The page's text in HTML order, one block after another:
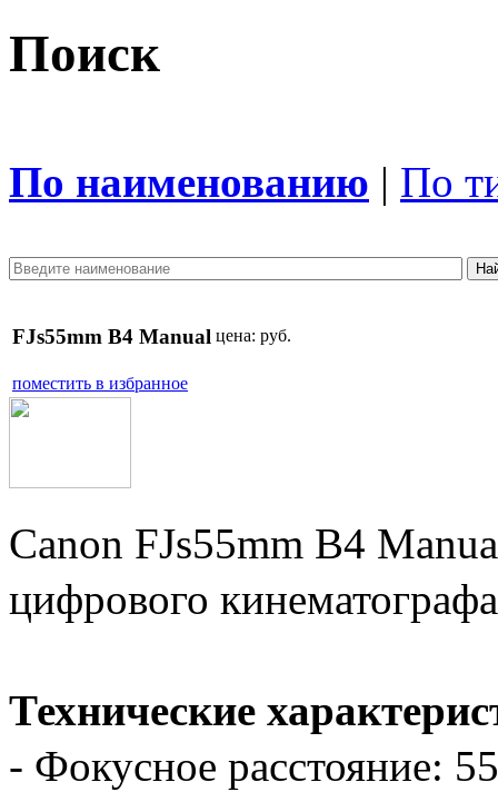
Поиск
По наименованию | По
FJs55mm B4 Manual цена: руб.
поместить в избранное
Canon FJs55mm B4
цифрового
Технические
- Фокусное расстояние: